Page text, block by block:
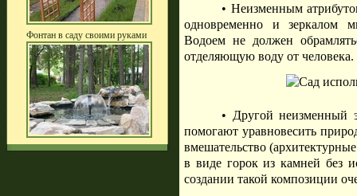
Фонтан в саду своими руками
• Неизменным
одновременно и зеркалом
Водоем не должен
отделяющую воду от человека.
• Другой неизменный
помогают уравновесить
вмешательство
в виде горок из камней без
создании такой композиции